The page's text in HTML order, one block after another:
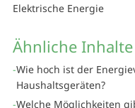
Elektrische Energie
Ähnliche Inhalte
Wie hoch ist der
Haushaltsgeräten?
Welche Möglichkeiten